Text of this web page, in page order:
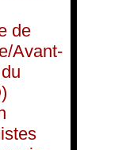
de
Avant-